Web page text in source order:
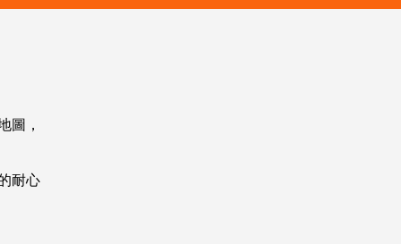
圖，
耐心